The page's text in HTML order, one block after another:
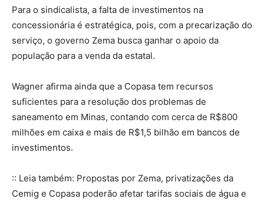
Para o sindicalista, a falta de investimentos na
concessionária é estratégica, pois, com a precarização do
serviço, o governo Zema busca ganhar o apoio da
população para a venda da estatal.
Wagner afirma ainda que a Copasa tem recursos
suficientes para a resolução dos problemas de
saneamento em Minas, contando com cerca de R$800
milhões em caixa e mais de R$1,5 bilhão em bancos de
investimentos.
:: Leia também: Propostas por Zema, privatizações da
Cemig e Copasa poderão afetar tarifas sociais de água e